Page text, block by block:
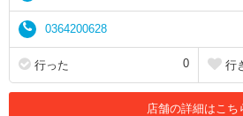
0364200628
行った 0 行
店舗の詳細はこち